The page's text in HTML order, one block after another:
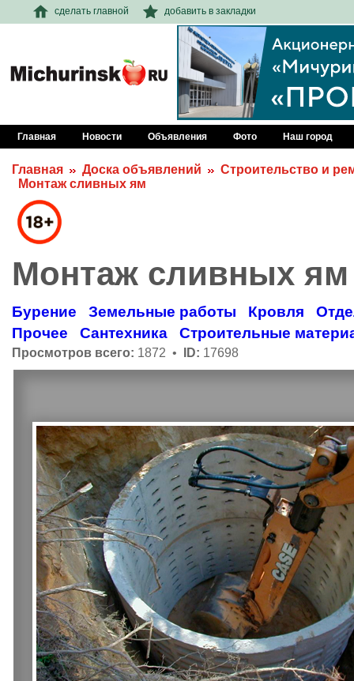
сделать главной добавить в закладки
Главная Новости Объявления Фото Наш город
Главная Доска объявлений
Строительство и
Монтаж сливных ям
Монтаж сливных ям
Бурение Земельные работы Кровля
Прочее
Сантехника Строительные
Просмотров всего: 1872 • ID: 17698